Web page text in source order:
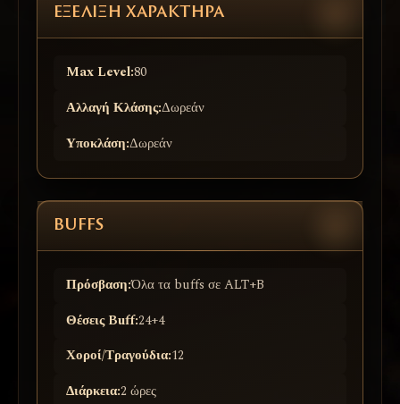
ΕΞΈΛΙΞΗ ΧΑΡΑΚΤΉΡΑ
Max Level:80
Αλλαγή Κλάσης:Δωρεάν
Υποκλάση:Δωρεάν
BUFFS
Πρόσβαση:Όλα τα buffs σε ALT+B
Θέσεις Buff:24+4
Χοροί/Τραγούδια:12
Διάρκεια:2 ώρες